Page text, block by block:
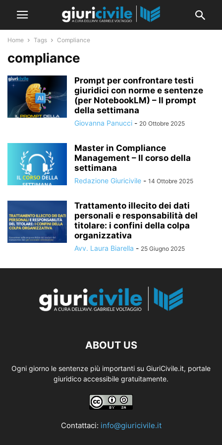
Home Tags Compliance
compliance
Prompt per confrontare testi
giuridici con norme e sentenze
(per NotebookLM) – Il prompt
della settimana
Giovanna Panucci - 20 Ottobre 2025
Master in Compliance
Management – Il corso della
settimana
Redazione Giuricivile - 14 Ottobre 2025
Trattamento illecito dei dati
personali e responsabilità del
titolare: i confini della colpa
organizzativa
Avv. Laura Biarella - 25 Giugno 2025
ABOUT US
Ogni giorno le sentenze più importanti su GiuriCivile.it, portale
giuridico accessibile gratuitamente.
Contattaci: info@giuricivile.it